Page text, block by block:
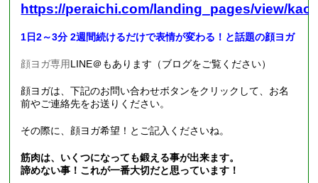
https://peraichi.com/landing_pages/view/
1日2～3分 2週間続けるだけで表情が変わる！と話題の顔ヨガ
顔ヨガ専用LINE＠もあります（ブログをご覧ください）
顔ヨガは、下記のお問い合わせボタンをクリックして、お名
前やご連絡先をお送りください。
その際に、顔ヨガ希望！とご記入くださいね。
筋肉は、いくつになっても鍛える事が出来ます。
諦めない事！これが一番大切だと思っています！